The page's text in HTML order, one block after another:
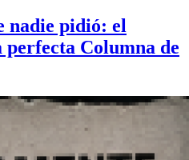
nadie pidió: el
Columna de